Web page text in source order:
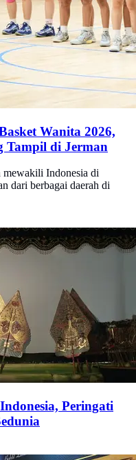
Wanita 2026,
Tampil di Jerman
mewakili Indonesia di
dari berbagai daerah di
Peringati